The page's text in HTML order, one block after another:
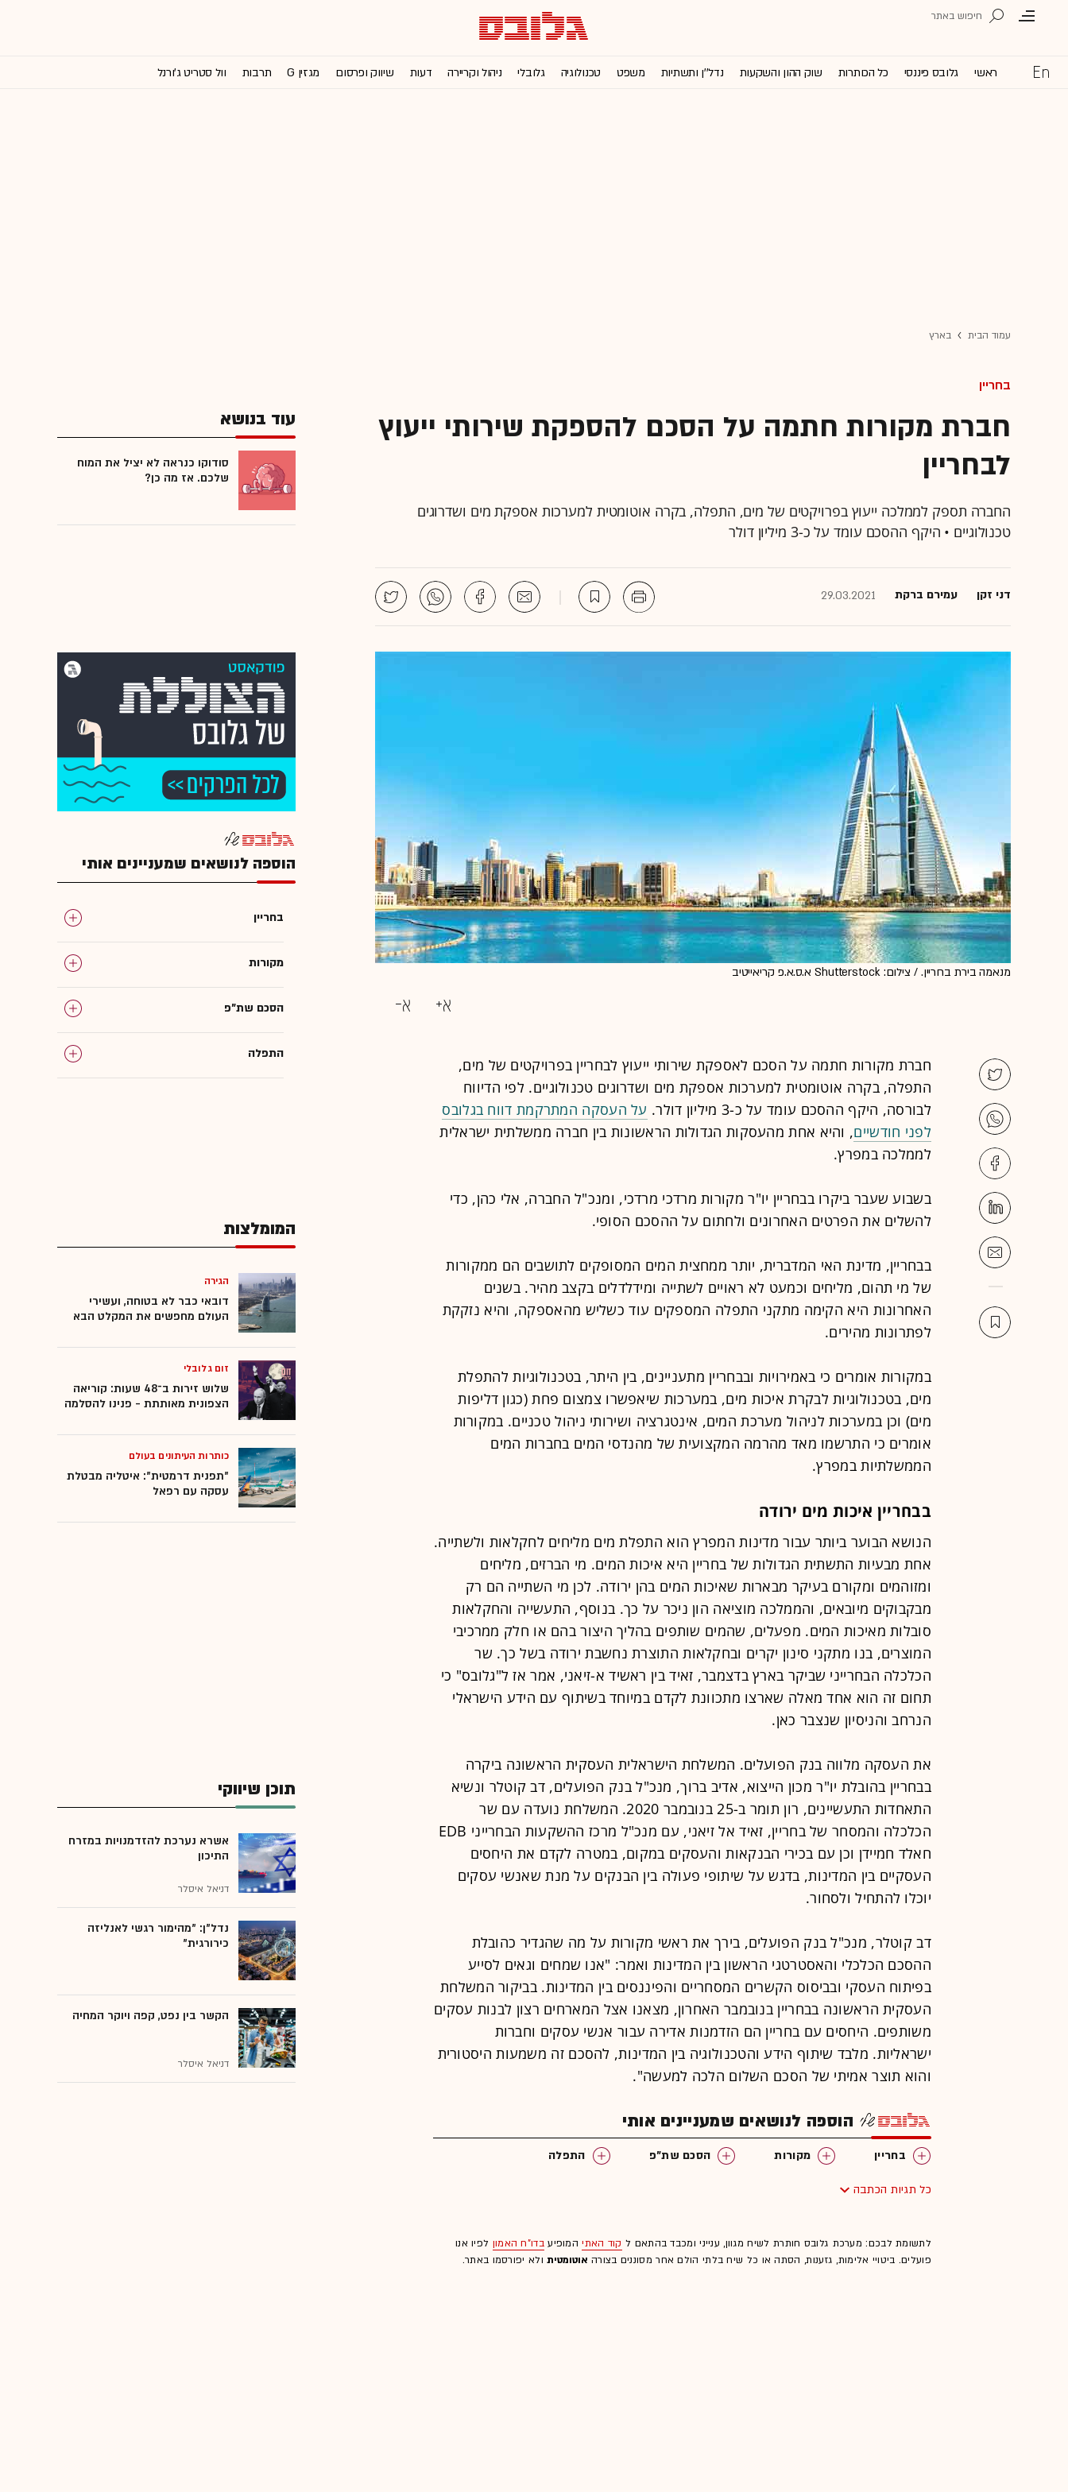
ראשי גלובס פיננסי כל הכותרות שוק ההון והשקעות נדל''ן ותשתיות משפט טכנולוגיה גלובלי ניהול וקריירה דעות שיווק ופרסום מגזין G תרבות וול סטריט ג'ורנל
עמוד הבית בארץ
בחריין
חברת מקורות חתמה על הסכם להספקת שירותי ייעוץ
לבחריין
החברה תספק לממלכה ייעוץ בפרויקטים של מים, התפלה, בקרה אוטומטית למערכות אספקת מים ושדרוגים
טכנולוגיים • היקף ההסכם עומד על כ-3 מיליון דולר
דני זקן עמירם ברקת 29.03.2021
מנאמה בירת בחריין. / צילום: Shutterstock א.ס.א.פ קריאייטיב
חברת מקורות חתמה על הסכם לאספקת שירותי ייעוץ לבחריין בפרויקטים של מים,
התפלה, בקרה אוטומטית למערכות אספקת מים ושדרוגים טכנולוגיים. לפי הדיווח
לבורסה, היקף ההסכם עומד על כ-3 מיליון דולר.
על העסקה המתרקמת דווח בגלובס
לפני חודשיים, והיא אחת מהעסקות הגדולות הראשונות בין חברה ממשלתית ישראלית
לממלכה במפרץ.
בשבוע שעבר ביקרו בבחריין יו"ר מקורות מרדכי מרדכי, ומנכ"ל החברה, אלי כהן, כדי
להשלים את הפרטים האחרונים ולחתום על ההסכם הסופי.
בבחריין, מדינת האי המדברית, יותר ממחצית המים המסופקים לתושבים הם ממקורות
של מי תהום, מליחים וכמעט לא ראויים לשתייה ומידלדלים בקצב מהיר. בשנים
האחרונות היא הקימה מתקני התפלה המספקים עוד כשליש מהאספקה, והיא נזקקת
לפתרונות מהירים.
במקורות אומרים כי באמירויות ובבחריין מתעניינים, בין היתר, בטכנולוגיות להתפלת
מים, בטכנולוגיות לבקרת איכות מים, במערכות שיאפשרו צמצום פחת (כגון דליפות
מים) וכן במערכות לניהול מערכת המים, אינטגרציה ושירותי ניהול טכניים. במקורות
אומרים כי התרשמו מאד מהרמה המקצועית של מהנדסי המים בחברות המים
הממשלתיות במפרץ.
בבחריין איכות מים ירודה
הנושא הבוער ביותר עבור מדינות המפרץ הוא התפלת מים מליחים לחקלאות ולשתייה.
אחת מבעיות התשתית הגדולות של בחריין היא איכות המים. מי הברזים, מליחים
ומזוהמים ומקורם בעיקר מבארות שאיכות המים בהן ירודה. לכן מי השתייה הם רק
מבקבוקים מיובאים, והממלכה מוציאה הון ניכר על כך. בנוסף, התעשייה והחקלאות
סובלות מאיכות המים. מפעלים, שהמים שותפים בהליך היצור בהם או חלק ממרכיבי
המוצרים, בנו מתקני סינון יקרים ובחקלאות התוצרת נחשבת ירודה בשל כך. שר
הכלכלה הבחרייני שביקר בארץ בדצמבר, זאיד בין ראשיד א-זיאני, אמר אז ל"גלובס" כי
תחום זה הוא אחד מאלה שארצו מתכוונת לקדם במיוחד בשיתוף עם הידע הישראלי
הנרחב והניסיון שנצבר כאן.
את העסקה מלווה בנק הפועלים. המשלחת הישראלית העסקית הראשונה ביקרה
בבחריין בהובלת יו"ר מכון הייצוא, אדיב ברוך, מנכ"ל בנק הפועלים, דב קוטלר ונשיא
התאחדות התעשיינים, רון תומר ב-25 בנובמבר 2020. המשלחת נועדה עם שר
הכלכלה והמסחר של בחריין, זאיד אל זיאני, עם מנכ"ל מרכז ההשקעות הבחרייני EDB
חאלד חמיידן וכן עם בכירי הבנקאות והעסקים במקום, במטרה לקדם את היחסים
העסקיים בין המדינות, בדגש על שיתופי פעולה בין הבנקים על מנת שאנשי עסקים
יוכלו להתחיל ולסחור.
דב קוטלר, מנכ"ל בנק הפועלים, בירך את ראשי מקורות על מה שהגדיר כהובלת
ההסכם הכלכלי והאסטרטגי הראשון בין המדינות ואמר: "אנו שמחים וגאים לסייע
בפיתוח העסקי ובביסוס הקשרים המסחריים והפיננסים בין המדינות. בביקור המשלחת
העסקית הראשונה בבחריין בנובמבר האחרון, מצאנו אצל המארחים רצון לבנות עסקים
משותפים. היחסים עם בחריין הם הזדמנות אדירה עבור אנשי עסקים וחברות
ישראליות. מלבד שיתוף הידע והטכנולוגיה בין המדינות, להסכם זה משמעות היסטורית
והוא תוצר אמיתי של הסכם השלום הלכה למעשה".
הוספה לנושאים שמעניינים אותי
בחריין מקורות הסכם שת"פ התפלה
כל תגיות הכתבה
לתשומת לבכם: מערכת גלובס חותרת לשיח מגוון, ענייני ומכבד בהתאם ל קוד האתיהמופיעבדו"ח האמון לפיו אנו
פועלים. ביטויי אלימות, גזענות, הסתה או כל שיח בלתי הולם אחר מסוננים בצורה אוטומטיתולא יפורסמו באתר.
עוד בנושא
סודוקו כנראה לא יציל את המוח
שלכם. אז מה כן?
הוספה לנושאים שמעניינים אותי
בחריין
מקורות
הסכם שת"פ
התפלה
המומלצות
הגירה
דובאי כבר לא בטוחה, ועשירי
העולם מחפשים את המקלט הבא
זום גלובלי
שלוש זירות ב־48 שעות: קוריאה
הצפונית מאותתת - פנינו להסלמה
כותרות העיתונים בעולם
"תפנית דרמטית": איטליה מבטלת
עסקה עם רפאל
תוכן שיווקי
אשרא נערכת להזדמנויות במזרח
התיכון
דניאל איסלר
נדל"ן: "מהימור רגשי לאנליזה
כירורגית"
הקשר בין נפט, קפה ויוקר המחיה
דניאל איסלר